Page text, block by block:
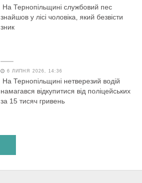
На Тернопільщині службовий пес
знайшов у лісі чоловіка, який безвісти
зник
6 ЛИПНЯ 2026, 14:36
На Тернопільщині нетверезий водій
намагався відкупитися від поліцейських
за 15 тисяч гривень